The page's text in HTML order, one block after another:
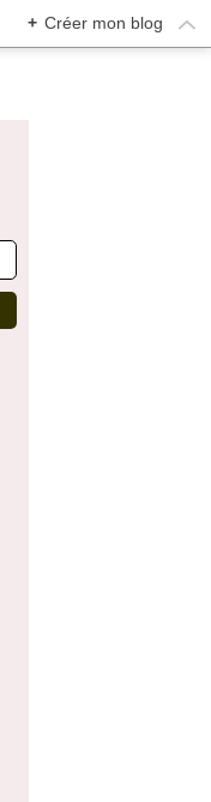
+ Créer mon blog